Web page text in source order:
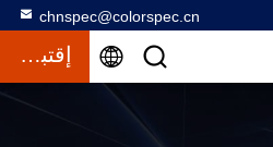
chnspec@colorspec.cn
إقتباس